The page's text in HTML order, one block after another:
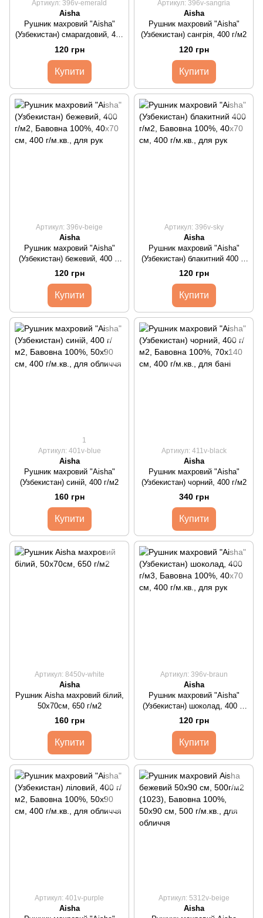
Артикул: 396v-emerald
Aisha
Рушник махровий "Aisha"
(Узбекистан) смарагдовий, 400
г/м2
120 грн
Купити
Артикул: 396v-sangria
Aisha
Рушник махровий "Aisha"
(Узбекистан) сангрія, 400 г/м2
120 грн
Купити
Артикул: 396v-beige
Aisha
Рушник махровий "Aisha"
(Узбекистан) бежевий, 400 г/
м2
120 грн
Купити
Артикул: 396v-sky
Aisha
Рушник махровий "Aisha"
(Узбекистан) блакитний 400 г/
м2
120 грн
Купити
1
Артикул: 401v-blue
Aisha
Рушник махровий "Aisha"
(Узбекистан) синій, 400 г/м2
160 грн
Купити
Артикул: 411v-black
Aisha
Рушник махровий "Aisha"
(Узбекистан) чорний, 400 г/м2
340 грн
Купити
Артикул: 8450v-white
Aisha
Рушник Aisha махровий білий,
50х70см, 650 г/м2
160 грн
Купити
Артикул: 396v-braun
Aisha
Рушник махровий "Aisha"
(Узбекистан) шоколад, 400 г/
м3
120 грн
Купити
Артикул: 401v-purple
Aisha
Артикул: 5312v-beige
Aisha